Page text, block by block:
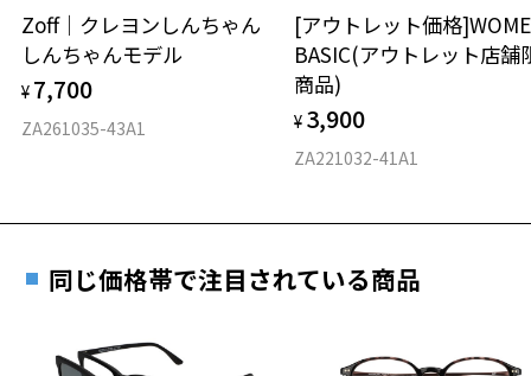
仕上がり寸法
D 仕上がりの横幅：約139mm
10.7g
※着脱式サングラス：デモレンズ、アタッチメント込みの重さ
安心2 視力測定無料
視力の変化を早めに発見するために、定期的な視
力測定をおすすめいたします。
安心3 かかり具合調整無料
す。
オンラインストアでフレームのみ購入して、
実店舗で度付きにできます
ご購入時に「レンズ交換券」をお選びいただくと、実店舗で
度数を測定のうえ、度付きレンズ（標準セットレンズ）へ無
お近くのZoff実店舗にて度数を測定いただけます（無料）。
その際は記入用紙をダウンロードしてお使いください。
Zoff｜クレヨンしんちゃん
しんちゃんモデル
¥ 7,700
ZA261035-43A1
[アウトレット価格
BASIC(アウトレット店舗
商品)
¥ 3,900
ZA221032-41A1
同じ価格帯で注目されている商品